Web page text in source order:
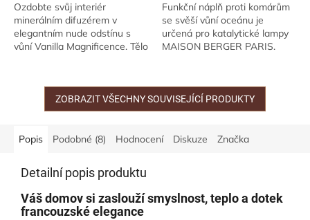
Ozdobte svůj interiér
minerálním difuzérem v
elegantním nude odstínu s
vůní Vanilla Magnificence. Tělo
kombinaci s kontrastním...
Funkční náplň proti komárům
se svěší vůní oceánu je
určená pro katalytické lampy
MAISON BERGER PARIS.
komáry, mouchy,...
ZOBRAZIT VŠECHNY SOUVISEJÍCÍ PRODUKTY
Popis Podobné (8) Hodnocení Diskuze Značka
Detailní popis produktu
Váš domov si zaslouží smyslnost, teplo a dotek
francouzské elegance